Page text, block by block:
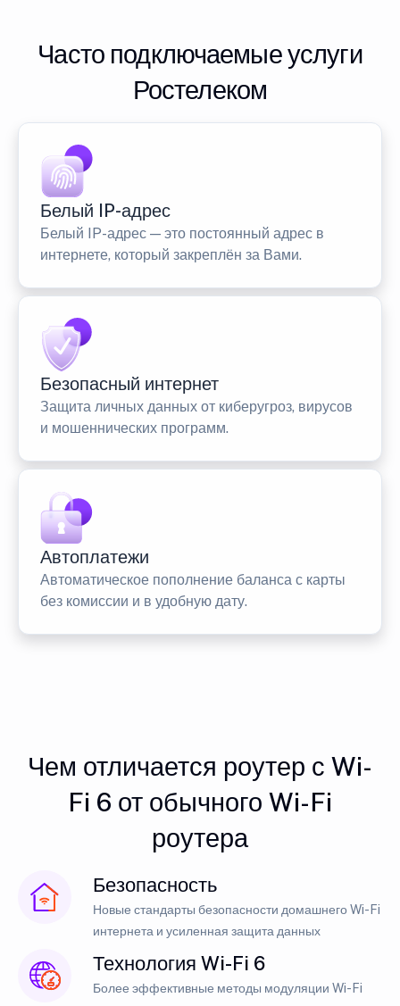
Часто подключаемые услуги
Ростелеком
Белый IP-адрес
Белый IP-адрес — это постоянный адрес в
интернете, который закреплён за Вами.
Безопасный интернет
Защита личных данных от киберугроз, вирусов
и мошеннических программ.
Автоплатежи
Автоматическое пополнение баланса с карты
без комиссии и в удобную дату.
Чем отличается роутер с Wi-
Fi 6 от обычного Wi-Fi
роутера
Безопасность
Новые стандарты безопасности домашнего Wi-Fi
интернета и усиленная защита данных
Технология Wi-Fi 6
Более эффективные методы модуляции Wi-Fi